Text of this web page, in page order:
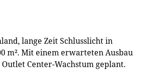
lange Zeit Schlusslicht in
m². Mit einem erwarteten Ausbau
Center-Wachstum geplant.